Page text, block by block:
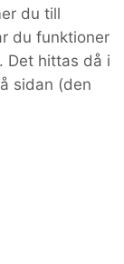
du till
du funktioner
Det hittas då i
sidan (den